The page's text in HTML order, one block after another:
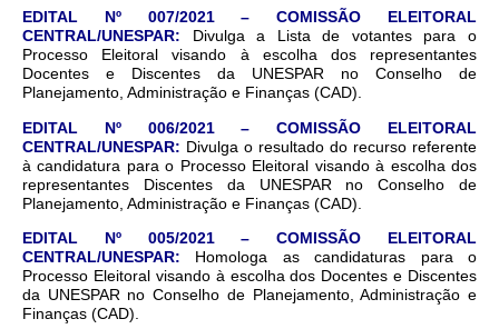
EDITAL Nº 007/2021 – COMISSÃO ELEITORAL
CENTRAL/UNESPAR:
Divulga a Lista de votantes para o
Processo Eleitoral visando à escolha dos representantes
Docentes e Discentes da UNESPAR no Conselho de
Planejamento, Administração e Finanças (CAD).
EDITAL Nº 006/2021 – COMISSÃO ELEITORAL
CENTRAL/UNESPAR: Divulga o resultado do recurso referente
à candidatura para o Processo Eleitoral visando à escolha dos
representantes Discentes da UNESPAR no Conselho de
Planejamento, Administração e Finanças (CAD).
EDITAL Nº 005/2021 – COMISSÃO ELEITORAL
CENTRAL/UNESPAR:
Homologa as candidaturas para o
Processo Eleitoral visando à escolha dos Docentes e Discentes
da UNESPAR no Conselho de Planejamento, Administração e
Finanças (CAD).